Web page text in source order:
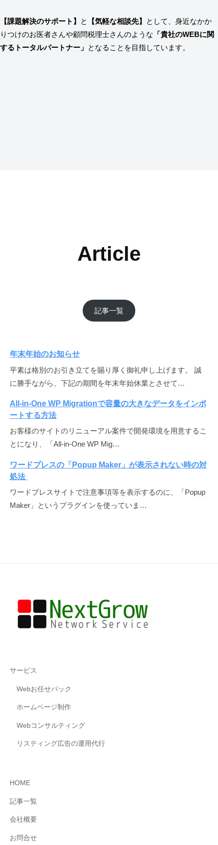
【課題解決のサポート】 と 【気軽な相談先】
として、身近なかか
りつけのお医者さんや顧問税理士さんのような 「貴社のWEBに関
するトータルパートナー」 となることを目指しています。
Article
記事一覧
年末年始のお知らせ
平素は格別のお引き立てを賜り厚く御礼申し上げます。 誠
に勝手ながら、下記の期間を年末年始休業とさせて…
All-in-One WP Migrationで容量の大きなデータをインポ
ートする方法
お客様のサイトのリニューアル案件で開発環境を用意するこ
とになり、「All-in-One WP Mig…
ワードプレスの「Popup Maker」が表示されない時の対
処法
ワードプレスサイトで注意事項等を表示するのに、「Popup
Maker」というプラグインを使っていま…
サービス
Webお任せパック
ホームページ制作
Webコンサルティング
リスティング広告の運用代行
HOME
記事一覧
会社概要
お問合せ